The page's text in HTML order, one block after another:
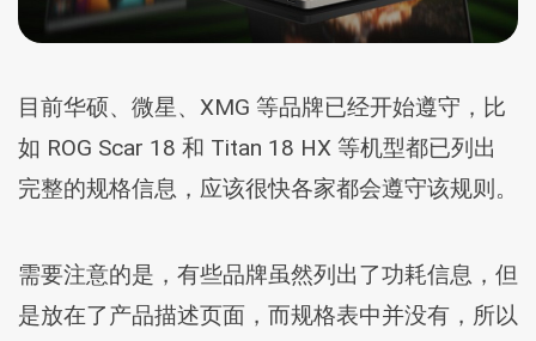
目前华硕、微星、XMG 等品牌已经开始遵守，比
如 ROG Scar 18 和 Titan 18 HX 等机型都已列出
完整的规格信息，应该很快各家都会遵守该规则。
需要注意的是，有些品牌虽然列出了功耗信息，但
是放在了产品描述页面，而规格表中并没有，所以